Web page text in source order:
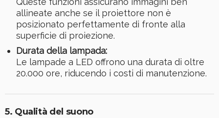
allineate anche se il proiettore non è
posizionato perfettamente di fronte alla
superficie di proiezione.
Durata della lampada:
Le lampade a LED offrono una durata di oltre
20.000 ore, riducendo i costi di manutenzione.
5. Qualità del suono